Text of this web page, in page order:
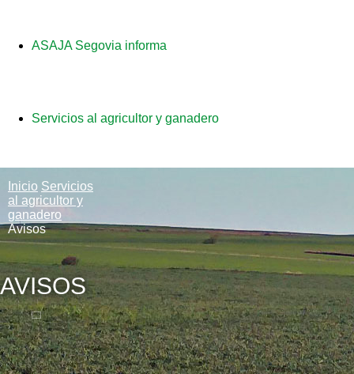
ASAJA Segovia informa
Servicios al agricultor y ganadero
Inicio Servicios
al agricultor y
ganadero
Avisos
AVISOS